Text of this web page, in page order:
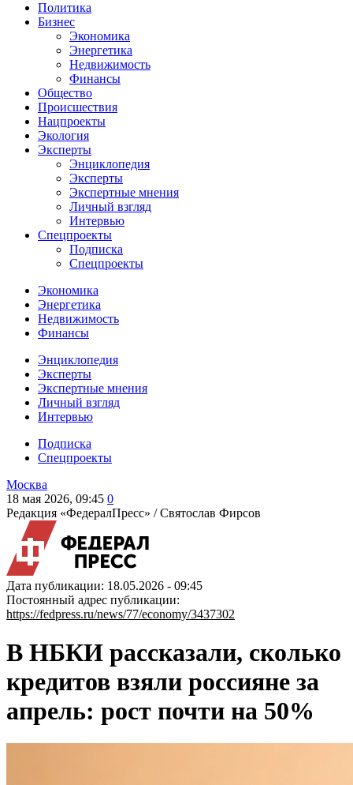
Политика
Бизнес
Экономика
Энергетика
Недвижимость
Финансы
Общество
Происшествия
Нацпроекты
Экология
Эксперты
Энциклопедия
Эксперты
Экспертные мнения
Личный взгляд
Интервью
Спецпроекты
Подписка
Спецпроекты
Экономика
Энергетика
Недвижимость
Финансы
Энциклопедия
Эксперты
Экспертные мнения
Личный взгляд
Интервью
Подписка
Спецпроекты
Москва
18 мая 2026, 09:45 0
Редакция «ФедералПресс» /Святослав Фирсов
Дата публикации: 18.05.2026 - 09:45
Постоянный адрес публикации:
https://fedpress.ru/news/77/economy/3437302
В НБКИ рассказали, сколько
кредитов взяли россияне за
апрель: рост почти на 50%